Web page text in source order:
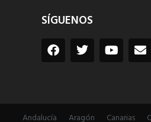
SÍGUENOS
Andalucía Aragón Canarias